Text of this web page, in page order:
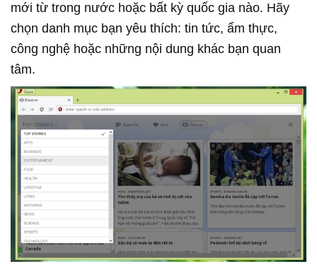
mới từ trong nước hoặc bất kỳ quốc gia nào. Hãy
chọn danh mục bạn yêu thích: tin tức, ẩm thực,
công nghệ hoặc những nội dung khác bạn quan
tâm.